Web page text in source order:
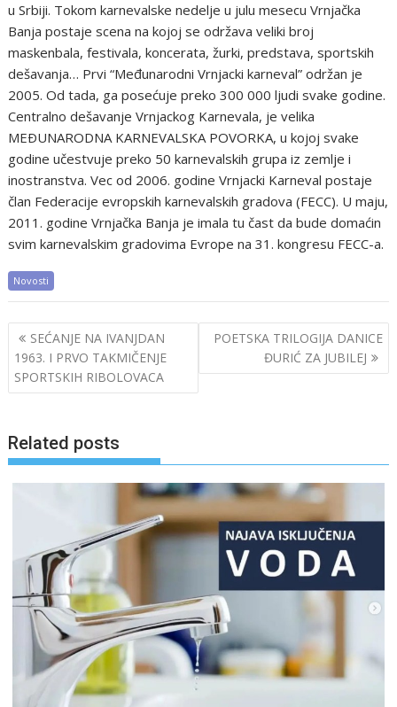
u Srbiji. Tokom karnevalske nedelje u julu mesecu Vrnjačka
Banja postaje scena na kojoj se održava veliki broj
maskenbala, festivala, koncerata, žurki, predstava, sportskih
dešavanja… Prvi “Međunarodni Vrnjacki karneval” održan je
2005. Od tada, ga posećuje preko 300 000 ljudi svake godine.
Centralno dešavanje Vrnjackog Karnevala, je velika
MEÐUNARODNA KARNEVALSKA POVORKA, u kojoj svake
godine učestvuje preko 50 karnevalskih grupa iz zemlje i
inostranstva. Vec od 2006. godine Vrnjacki Karneval postaje
član Federacije evropskih karnevalskih gradova (FECC). U maju,
2011. godine Vrnjačka Banja je imala tu čast da bude domaćin
svim karnevalskim gradovima Evrope na 31. kongresu FECC-a.
Novosti
Post
navigation
SEĆANJE NA IVANJDAN
1963. I PRVO TAKMIČENJE
SPORTSKIH RIBOLOVACA
POETSKA TRILOGIJA DANICE
ĐURIĆ ZA JUBILEJ
Related posts